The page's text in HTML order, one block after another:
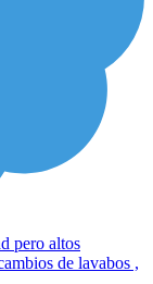
pero altos
de lavabos ,